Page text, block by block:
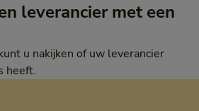
leverancier met een
u nakijken of uw leverancier
heeft.